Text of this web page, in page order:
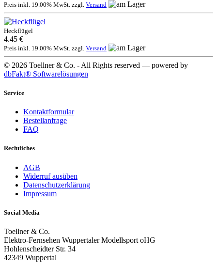
Preis inkl. 19.00% MwSt. zzgl. Versand
Heckflügel
4.45 €
Preis inkl. 19.00% MwSt. zzgl. Versand
© 2026 Toellner & Co. - All Rights reserved — powered by
dbFakt® Softwarelösungen
Service
Kontaktformular
Bestellanfrage
FAQ
Rechtliches
AGB
Widerruf ausüben
Datenschutzerklärung
Impressum
Social Media
Toellner & Co.
Elektro-Fernsehen Wuppertaler Modellsport oHG
Hohlenscheidter Str. 34
42349 Wuppertal